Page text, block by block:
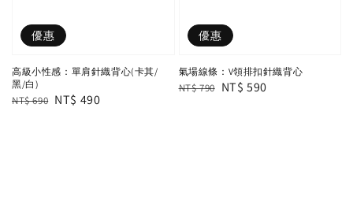
優惠
高級小性感：單肩針織背心(卡其/
黑/白)
Regular
NT$ 690 Sale
NT$ 490
優惠
氣場線條：V領排扣針織背心
Regular
NT$ 790 Sale
NT$ 590